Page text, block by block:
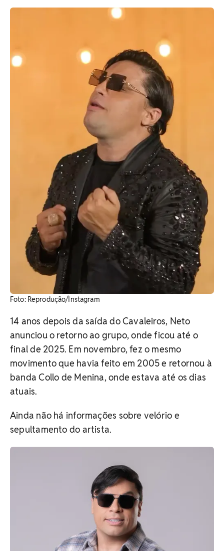
​Foto: Reprodução/Instagram
14 anos depois da saída do Cavaleiros, Neto
anunciou o retorno ao grupo, onde ficou até o
final de 2025. Em novembro, fez o mesmo
movimento que havia feito em 2005 e retornou à
banda Collo de Menina, onde estava até os dias
atuais.
Ainda não há informações sobre velório e
sepultamento do artista.